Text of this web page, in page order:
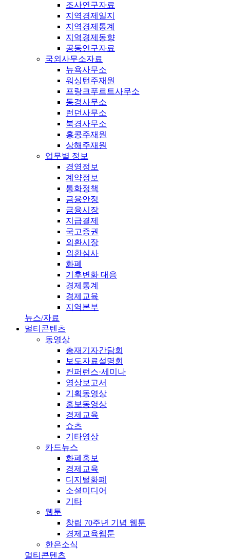
조사연구자료
지역경제일지
지역경제통계
지역경제동향
공동연구자료
국외사무소자료
뉴욕사무소
워싱턴주재원
프랑크푸르트사무소
동경사무소
런던사무소
북경사무소
홍콩주재원
상해주재원
업무별 정보
경영정보
계약정보
통화정책
금융안정
금융시장
지급결제
국고증권
외환시장
외환심사
화폐
기후변화 대응
경제통계
경제교육
지역본부
뉴스/자료
멀티콘텐츠
동영상
총재기자간담회
보도자료설명회
컨퍼런스·세미나
영상보고서
기획동영상
홍보동영상
경제교육
쇼츠
기타영상
카드뉴스
화폐홍보
경제교육
디지털화폐
소셜미디어
기타
웹툰
창립 70주년 기념 웹툰
경제교육웹툰
한은소식
멀티콘텐츠